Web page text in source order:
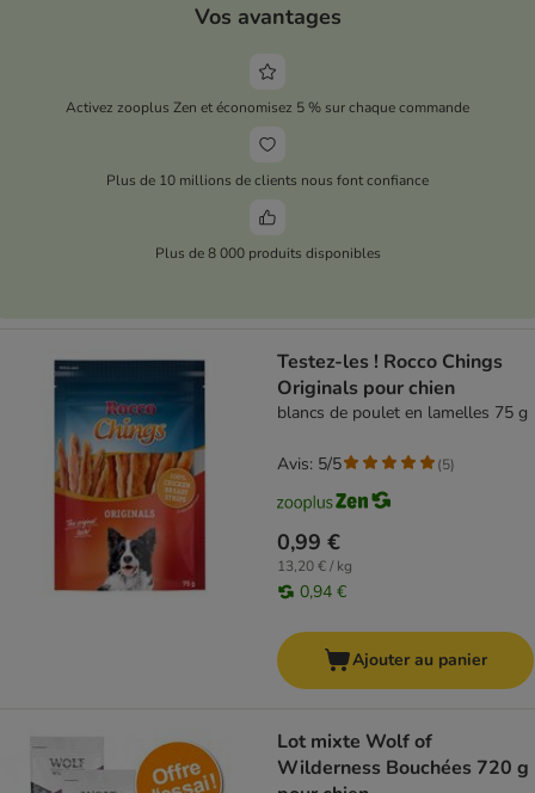
Vos avantages
Activez zooplus Zen et économisez 5 % sur chaque commande
Plus de 10 millions de clients nous font confiance
Plus de 8 000 produits disponibles
Testez-les ! Rocco Chings
Originals pour chien
blancs de poulet en lamelles 75 g
0,99 €
13,20 € / kg
0,94 €
Avis: 5/5 (5)
Ajouter au panier
Lot mixte Wolf of
Wilderness Bouchées 720 g